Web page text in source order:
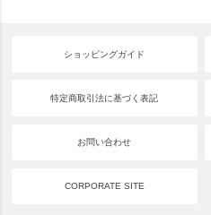
ショッピングガイド
特定商取引法に基づく表記
お問い合わせ
CORPORATE SITE